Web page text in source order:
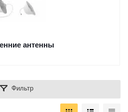
антенны
Фильтр